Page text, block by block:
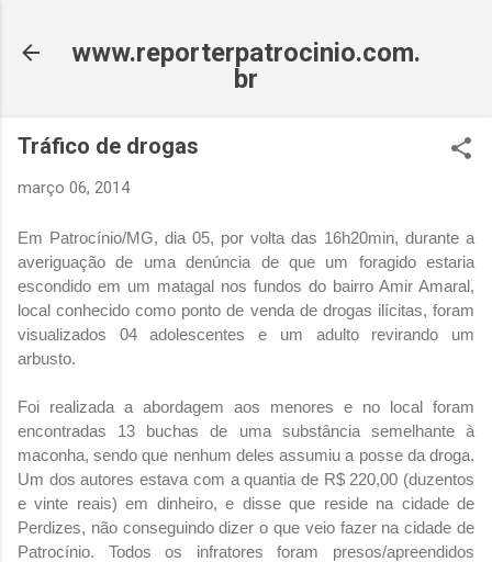
www.reporterpatrocinio.com.
br
Tráfico de drogas
março 06, 2014
Em Patrocínio/MG, dia 05, por volta das 16h20min, durante a
averiguação de uma denúncia de que um foragido estaria
escondido em um matagal nos fundos do bairro Amir Amaral,
local conhecido como ponto de venda de drogas ilícitas, foram
visualizados 04 adolescentes e um adulto revirando um
arbusto.
Foi realizada a abordagem aos menores e no local foram
encontradas 13 buchas de uma substância semelhante à
maconha, sendo que nenhum deles assumiu a posse da droga.
Um dos autores estava com a quantia de R$ 220,00 (duzentos
e vinte reais) em dinheiro, e disse que reside na cidade de
Perdizes, não conseguindo dizer o que veio fazer na cidade de
Patrocínio. Todos os infratores foram presos/apreendidos